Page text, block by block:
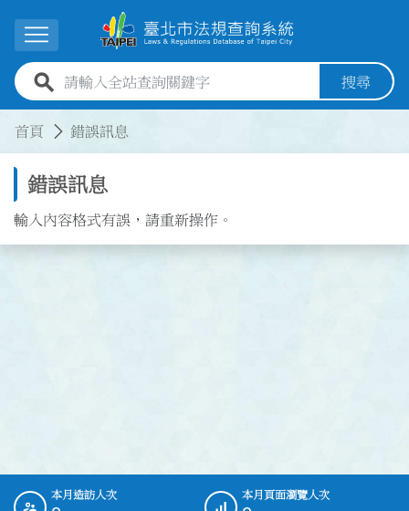
展開選單
全站查詢關鍵字欄位 搜尋
首頁 錯誤訊息
錯誤訊息
輸入內容格式有誤，請重新操作。
::: 本月造訪人次 本月頁面瀏覽人次